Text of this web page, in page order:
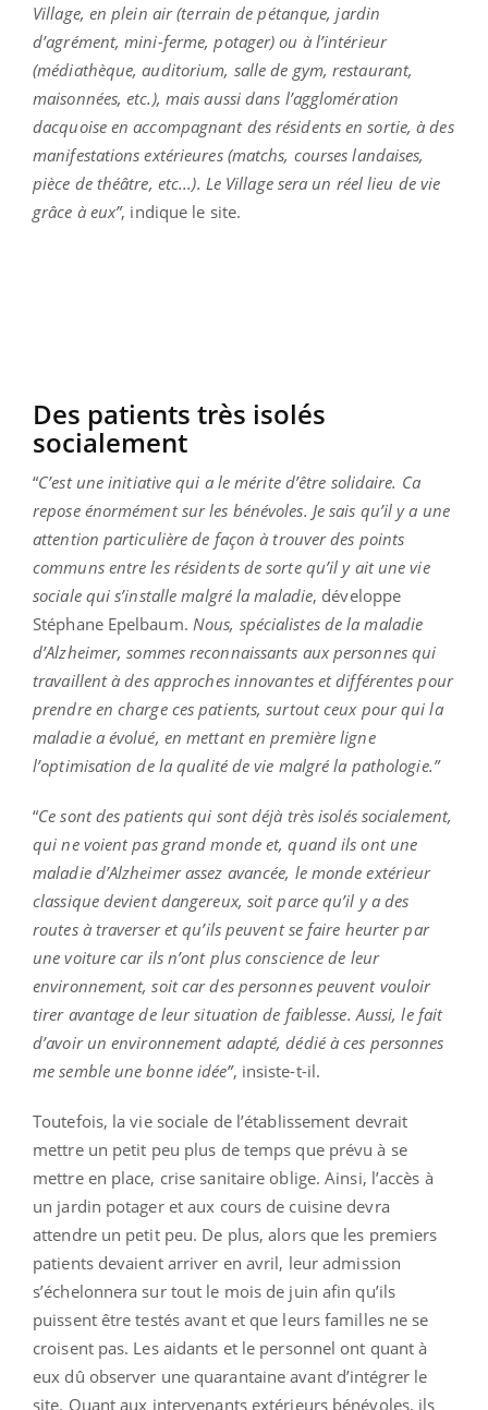
Village, en plein air (terrain de pétanque, jardin
d’agrément, mini-ferme, potager) ou à l’intérieur
(médiathèque, auditorium, salle de gym, restaurant,
maisonnées, etc.), mais aussi dans l’agglomération
dacquoise en accompagnant des résidents en sortie, à des
manifestations extérieures (matchs, courses landaises,
pièce de théâtre, etc...). Le Village sera un réel lieu de vie
grâce à eux”, indique le site.
Des patients très isolés
socialement
“C’est une initiative qui a le mérite d’être solidaire. Ca
repose énormément sur les bénévoles. Je sais qu’il y a une
attention particulière de façon à trouver des points
communs entre les résidents de sorte qu’il y ait une vie
sociale qui s’installe malgré la maladie, développe
Stéphane Epelbaum. Nous, spécialistes de la maladie
d’Alzheimer, sommes reconnaissants aux personnes qui
travaillent à des approches innovantes et différentes pour
prendre en charge ces patients, surtout ceux pour qui la
maladie a évolué, en mettant en première ligne
l’optimisation de la qualité de vie malgré la pathologie.”
“Ce sont des patients qui sont déjà très isolés socialement,
qui ne voient pas grand monde et, quand ils ont une
maladie d’Alzheimer assez avancée, le monde extérieur
classique devient dangereux, soit parce qu’il y a des
routes à traverser et qu’ils peuvent se faire heurter par
une voiture car ils n’ont plus conscience de leur
environnement, soit car des personnes peuvent vouloir
tirer avantage de leur situation de faiblesse. Aussi, le fait
d’avoir un environnement adapté, dédié à ces personnes
me semble une bonne idée”, insiste-t-il.
Toutefois, la vie sociale de l’établissement devrait
mettre un petit peu plus de temps que prévu à se
mettre en place, crise sanitaire oblige. Ainsi, l’accès à
un jardin potager et aux cours de cuisine devra
attendre un petit peu. De plus, alors que les premiers
patients devaient arriver en avril, leur admission
s’échelonnera sur tout le mois de juin afin qu’ils
puissent être testés avant et que leurs familles ne se
croisent pas. Les aidants et le personnel ont quant à
eux dû observer une quarantaine avant d’intégrer le
site. Quant aux intervenants extérieurs bénévoles, ils